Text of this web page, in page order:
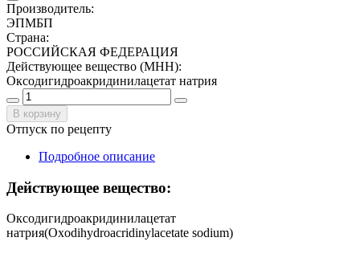
Производитель:
ЭПМБП
Страна:
РОССИЙСКАЯ ФЕДЕРАЦИЯ
Действующее вещество (МНН):
Оксодигидроакридинилацетат натрия
В корзину
Отпуск по рецепту
Подробное описание
Действующее вещество:
Оксодигидроакридинилацетат
натрия(Oxodihydroacridinylacetate sodium)